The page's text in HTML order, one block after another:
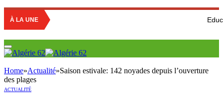
À LA UNE Education
Home»Actualité»Saison estivale: 142 noyades depuis l’ouverture
des plages
ACTUALITÉ